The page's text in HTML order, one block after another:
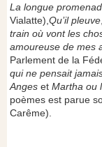
La longue
Vialatte),Qu’il pleuve
train où vont les
amoureuse de mes
Parlement de la
qui ne pensait
AngesetMartha ou
poèmes est parue
Carême).